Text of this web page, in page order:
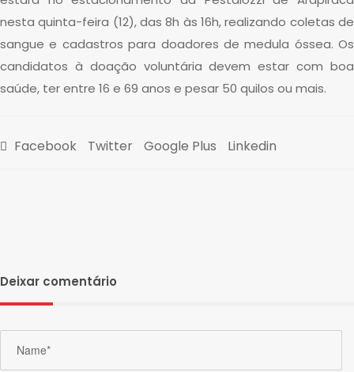
nesta quinta-feira (12), das 8h às 16h, realizando coletas de
sangue e cadastros para doadores de medula óssea. Os
candidatos à doação voluntária devem estar com boa
saúde, ter entre 16 e 69 anos e pesar 50 quilos ou mais.
Facebook Twitter Google Plus Linkedin
Deixar comentário